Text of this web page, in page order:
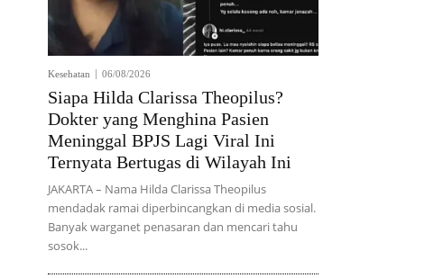
Kesehatan 06/08/2026
Siapa Hilda Clarissa Theopilus?
Dokter yang Menghina Pasien
Meninggal BPJS Lagi Viral Ini
Ternyata Bertugas di Wilayah Ini
JAKARTA – Nama Hilda Clarissa Theopilus
mendadak ramai diperbincangkan di media sosial.
Banyak warganet penasaran dan mencari tahu
sosok...